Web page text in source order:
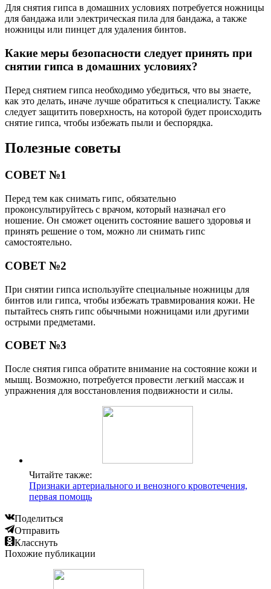
Для снятия гипса в домашних условиях потребуется ножницы
для бандажа или электрическая пила для бандажа, а также
ножницы или пинцет для удаления бинтов.
Какие меры безопасности следует принять при
снятии гипса в домашних условиях?
Перед снятием гипса необходимо убедиться, что вы знаете,
как это делать, иначе лучше обратиться к специалисту. Также
следует защитить поверхность, на которой будет происходить
снятие гипса, чтобы избежать пыли и беспорядка.
Полезные советы
СОВЕТ №1
Перед тем как снимать гипс, обязательно
проконсультируйтесь с врачом, который назначал его
ношение. Он сможет оценить состояние вашего здоровья и
принять решение о том, можно ли снимать гипс
самостоятельно.
СОВЕТ №2
При снятии гипса используйте специальные ножницы для
бинтов или гипса, чтобы избежать травмирования кожи. Не
пытайтесь снять гипс обычными ножницами или другими
острыми предметами.
СОВЕТ №3
После снятия гипса обратите внимание на состояние кожи и
мышц. Возможно, потребуется провести легкий массаж и
упражнения для восстановления подвижности и силы.
Читайте также:
Признаки артериального и венозного кровотечения,
первая помощь
Поделиться
Отправить
Класснуть
Похожие публикации